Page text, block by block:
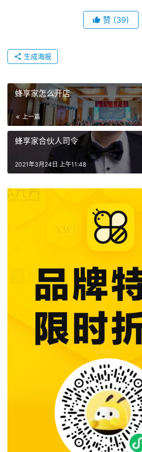
赞 (39)
生成海报
蜂享家怎么开店
上一篇
蜂享家合伙人司令
2021年3月24日 上午11:48